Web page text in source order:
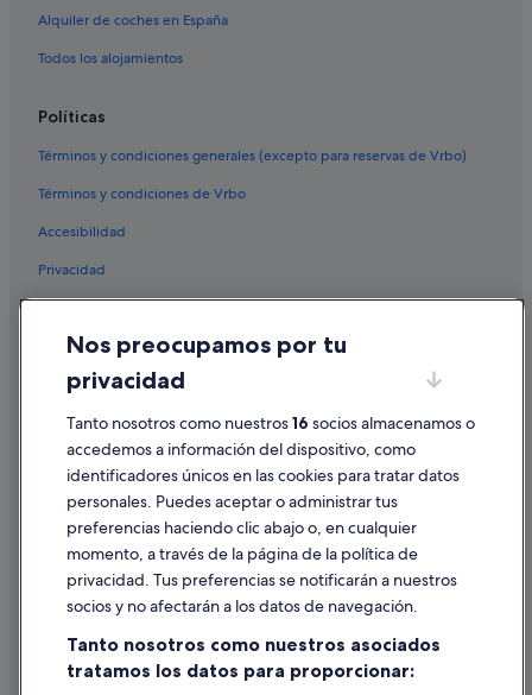
Alquiler de coches en España
Todos los alojamientos
Políticas
Términos y condiciones generales (excepto para reservas de Vrbo)
Términos y condiciones de Vrbo
Accesibilidad
Privacidad
Condiciones de uso
Información legal/contacto
Pautas sobre el contenido y cómo denunciar contenido
Ayuda
Cancelar un vuelo
Cancelar una reserva de hotel o de un alquiler vacacional
Utilizar un cupón de Expedia
Nos preocupamos por tu
privacidad
Tanto nosotros como nuestros16 socios almacenamos o
accedemos a información del dispositivo, como
identificadores únicos en las cookies para tratar datos
personales. Puedes aceptar o administrar tus
preferencias haciendo clic abajo o, en cualquier
momento, a través de la página de la política de
privacidad. Tus preferencias se notificarán a nuestros
socios y no afectarán a los datos de navegación.
Tanto nosotros como nuestros asociados
tratamos los datos para proporcionar: